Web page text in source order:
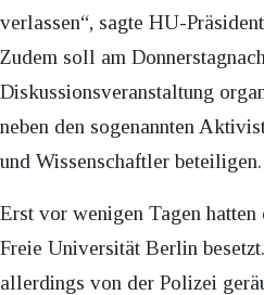
verlassen“, sagte HU-
Zudem soll am
Diskussionsveranstaltung
neben den sogenannten
und Wissenschaftler beteiligen.
Erst vor wenigen Tagen
Freie Universität Berlin
allerdings von der Polizei